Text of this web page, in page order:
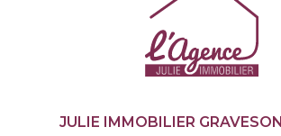
JULIE IMMOBILIER GRAVESON